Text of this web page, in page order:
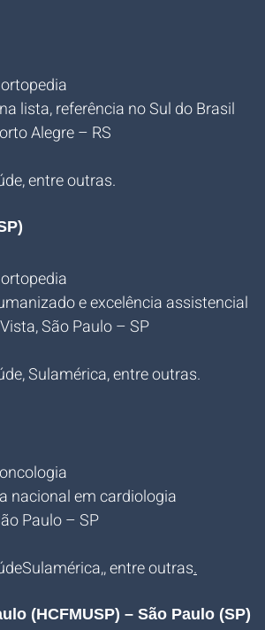
lista, referência no Sul do Brasil
Alegre – RS
entre outras.
e excelência assistencial
São Paulo – SP
Sulamérica, entre outras.
nacional em cardiologia
Paulo – SP
entre outras.
(HCFMUSP) – São Paulo (SP)